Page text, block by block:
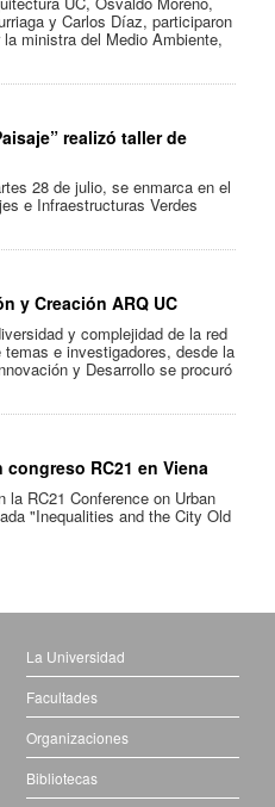
y Carlos Díaz, participaron
ministra del Medio Ambiente,
realizó taller de
28 de julio, se enmarca en el
e Infraestructuras Verdes
y Creación ARQ UC
y complejidad de la red
e investigadores, desde la
y Desarrollo se procuró
RC21 en Viena
la RC21 Conference on Urban
"Inequalities and the City Old
La Universidad
Facultades
Organizaciones
Bibliotecas